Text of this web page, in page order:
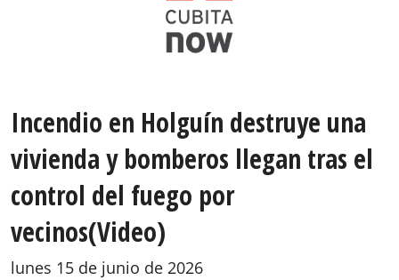
Incendio en Holguín destruye una
vivienda y bomberos llegan tras el
control del fuego por
vecinos(Video)
lunes 15 de junio de 2026